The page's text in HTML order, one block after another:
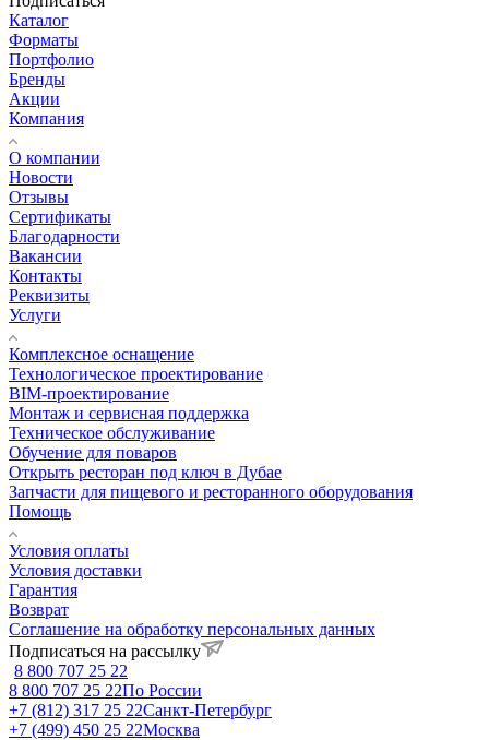
Каталог
Форматы
Портфолио
Бренды
Акции
Компания
О компании
Новости
Отзывы
Сертификаты
Благодарности
Вакансии
Контакты
Реквизиты
Услуги
Комплексное оснащение
Технологическое проектирование
BIM-проектирование
Монтаж и сервисная поддержка
Техническое обслуживание
Обучение для поваров
Открыть ресторан под ключ в Дубае
Запчасти для пищевого и ресторанного оборудования
Помощь
Условия оплаты
Условия доставки
Гарантия
Возврат
Соглашение на обработку персональных данных
Подписаться на рассылку
8 800 707 25 22
8 800 707 25 22По России
+7 (812) 317 25 22Санкт-Петербург
+7 (499) 450 25 22Москва